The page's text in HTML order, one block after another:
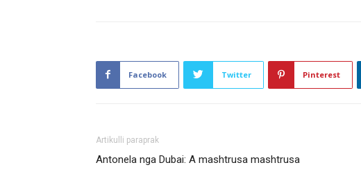
Facebook Twitter Pinterest
Artikulli paraprak
Antonela nga Dubai: A mashtrusa mashtrusa